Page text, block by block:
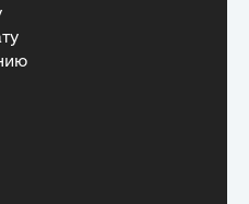
всем, кто хочет
и с комфортом
АИ уже несколько
высокий уровень
Платформа
самостоятельного